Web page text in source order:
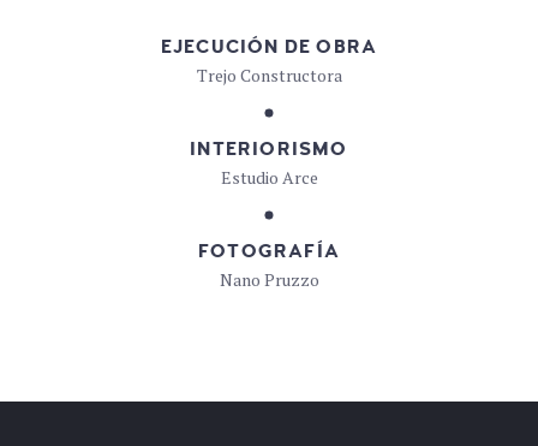
EJECUCIÓN DE OBRA
Trejo Constructora
INTERIORISMO
Estudio Arce
FOTOGRAFÍA
Nano Pruzzo